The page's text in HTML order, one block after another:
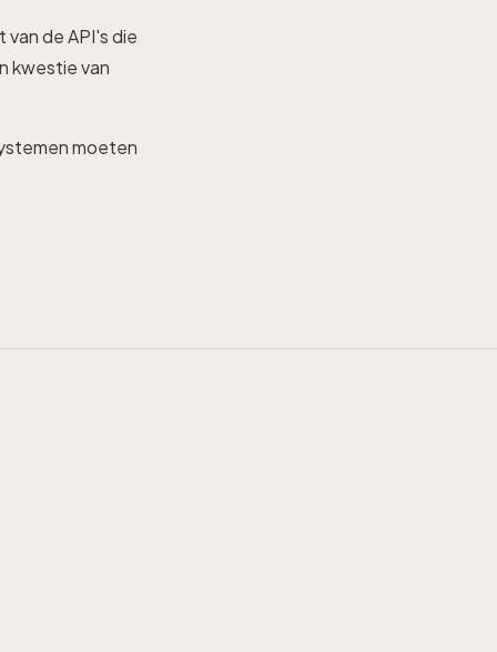
de API's die
kwestie van
moeten